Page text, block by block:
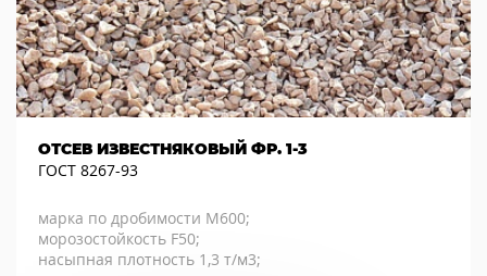
ОТСЕВ ИЗВЕСТНЯКОВЫЙ ФР. 1-3
ГОСТ 8267-93
марка по дробимости М600;
морозостойкость F50;
насыпная плотность 1,3 т/м3;